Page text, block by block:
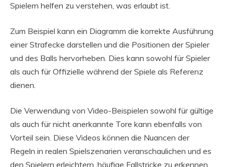
Spielern helfen zu verstehen, was erlaubt ist.
Zum Beispiel kann ein Diagramm die korrekte Ausführung
einer Strafecke darstellen und die Positionen der Spieler
und des Balls hervorheben. Dies kann sowohl für Spieler
als auch für Offizielle während der Spiele als Referenz
dienen.
Die Verwendung von Video-Beispielen sowohl für gültige
als auch für nicht anerkannte Tore kann ebenfalls von
Vorteil sein. Diese Videos können die Nuancen der
Regeln in realen Spielszenarien veranschaulichen und es
den Spielern erleichtern, häufige Fallstricke zu erkennen